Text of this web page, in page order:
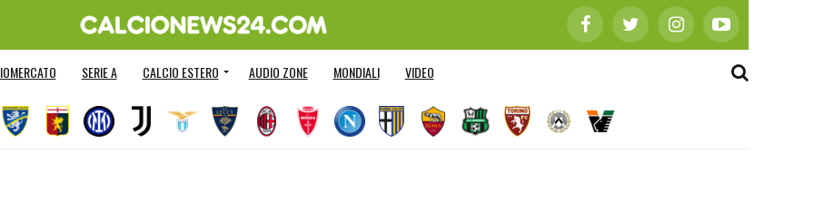
SERIE A CALCIO ESTERO AUDIO ZONE MONDIALI VIDEO